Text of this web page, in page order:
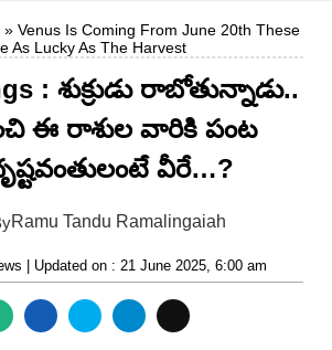
» Venus Is Coming From June 20th These
As Lucky As The Harvest
: శుక్రుడు రాబోతున్నాడు..
ఈ రాశుల వారికి పంట
వీరే…?
Ramu Tandu Ramalingaiah
| Updated on : 21 June 2025, 6:00 am